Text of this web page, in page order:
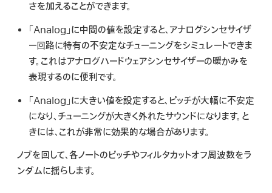
さを加えることができます。
「Analog」に中間の値を設定すると、アナログシンセサイザ
ー回路に特有の不安定なチューニングをシミュレートできま
す。これはアナログハードウェアシンセサイザーの暖かみを
表現するのに便利です。
「Analog」に大きい値を設定すると、ピッチが大幅に不安定
になり、チューニングが大きく外れたサウンドになります。と
きには、これが非常に効果的な場合があります。
ノブを回して、各ノートのピッチやフィルタカットオフ周波数をラ
ンダムに揺らします。